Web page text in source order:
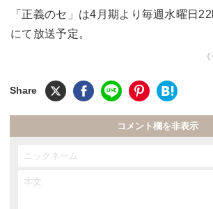
「正義のセ」は4月期より毎週水曜日
にて放送予定。
コメント欄を非表示